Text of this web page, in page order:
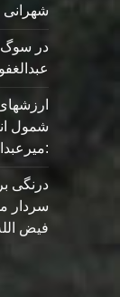
شهرانی
در سوگ
شمول
درنگی
سردار
فیض